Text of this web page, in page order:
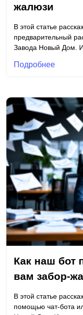
жалюзи
В этой статье
предварительный
Завода Новый Дом. И
Подробнее
Как наш бот
вам забор-
В этой статье
помощью чат-бота